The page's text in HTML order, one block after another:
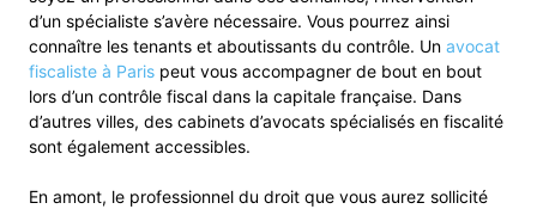
d’un spécialiste s’avère nécessaire. Vous pourrez ainsi
connaître les tenants et aboutissants du contrôle. Un avocat
fiscaliste à Paris peut vous accompagner de bout en bout
lors d’un contrôle fiscal dans la capitale française. Dans
d’autres villes, des cabinets d’avocats spécialisés en fiscalité
sont également accessibles.
En amont, le professionnel du droit que vous aurez sollicité